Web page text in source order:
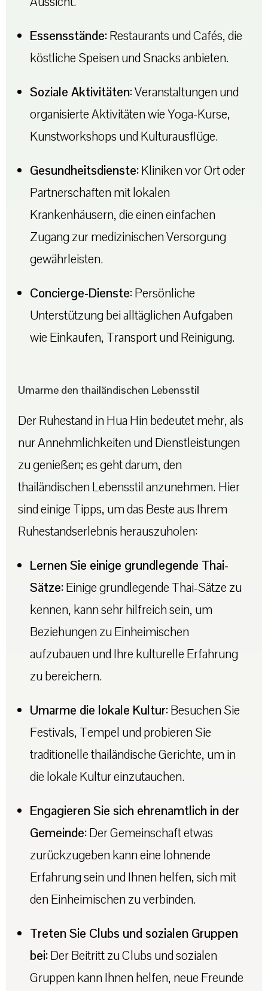
Essensstände:Restaurants und Cafés, die
köstliche Speisen und Snacks anbieten.
Soziale Aktivitäten:Veranstaltungen und
organisierte Aktivitäten wie Yoga-Kurse,
Kunstworkshops und Kulturausflüge.
Gesundheitsdienste:Kliniken vor Ort oder
Partnerschaften mit lokalen
Krankenhäusern, die einen einfachen
Zugang zur medizinischen Versorgung
gewährleisten.
Concierge-Dienste:Persönliche
Unterstützung bei alltäglichen Aufgaben
wie Einkaufen, Transport und Reinigung.
Umarme den thailändischen Lebensstil
Der Ruhestand in Hua Hin bedeutet mehr, als
nur Annehmlichkeiten und Dienstleistungen
zu genießen; es geht darum, den
thailändischen Lebensstil anzunehmen. Hier
sind einige Tipps, um das Beste aus Ihrem
Ruhestandserlebnis herauszuholen:
Lernen Sie einige grundlegende Thai-
Sätze:Einige grundlegende Thai-Sätze zu
kennen, kann sehr hilfreich sein, um
Beziehungen zu Einheimischen
aufzubauen und Ihre kulturelle Erfahrung
zu bereichern.
Umarme die lokale Kultur:Besuchen Sie
Festivals, Tempel und probieren Sie
traditionelle thailändische Gerichte, um in
die lokale Kultur einzutauchen.
Engagieren Sie sich ehrenamtlich in der
Gemeinde:Der Gemeinschaft etwas
zurückzugeben kann eine lohnende
Erfahrung sein und Ihnen helfen, sich mit
den Einheimischen zu verbinden.
Treten Sie Clubs und sozialen Gruppen
bei:Der Beitritt zu Clubs und sozialen
Gruppen kann Ihnen helfen, neue Freunde